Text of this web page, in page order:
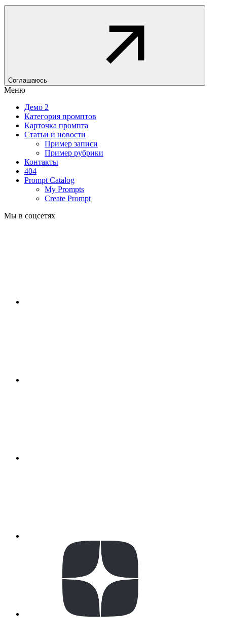
Соглашаюсь
Меню
Демо 2
Категория промптов
Карточка промпта
Статьи и новости
Пример записи
Пример рубрики
Контакты
404
Prompt Catalog
My Prompts
Create Prompt
Мы в соцсетях